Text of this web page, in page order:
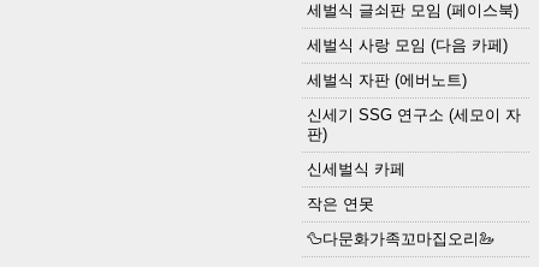
세벌식 글쇠판 모임 (페이스북)
세벌식 사랑 모임 (다음 카페)
세벌식 자판 (에버노트)
신세기 SSG 연구소 (세모이 자
판)
신세벌식 카페
작은 연못
🦆다문화가족꼬마집오리🦢